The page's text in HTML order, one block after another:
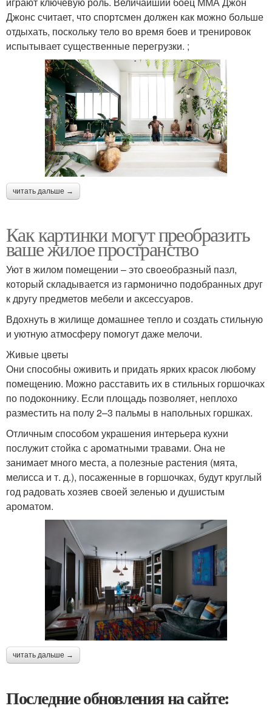
Джонс считает, что спортсмен должен как можно больше
отдыхать, поскольку тело во время боев и тренировок
испытывает существенные перегрузки. ;
читать дальше →
Как картинки могут преобразить
ваше жилое пространство
Уют в жилом помещении – это своеобразный пазл,
который складывается из гармонично подобранных друг
к другу предметов мебели и аксессуаров.
Вдохнуть в жилище домашнее тепло и создать стильную
и уютную атмосферу помогут даже мелочи.
Живые цветы
Они способны оживить и придать ярких красок любому
помещению. Можно расставить их в стильных горшочках
по подоконнику. Если площадь позволяет, неплохо
разместить на полу 2–3 пальмы в напольных горшках.
Отличным способом украшения интерьера кухни
послужит стойка с ароматными травами. Она не
занимает много места, а полезные растения (мята,
мелисса и т. д.), посаженные в горшочках, будут круглый
год радовать хозяев своей зеленью и душистым
ароматом.
читать дальше →
Последние обновления на сайте: